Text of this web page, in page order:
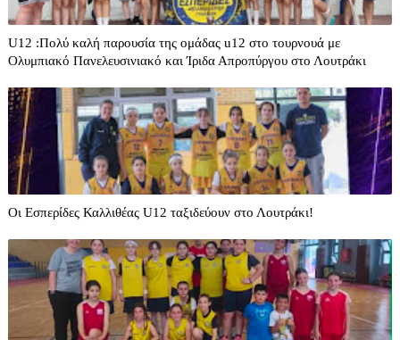
U12 :Πολύ καλή παρουσία της ομάδας u12 στο τουρνουά με
Ολυμπιακό Πανελευσινιακό και Ίριδα Απροπύργου στο Λουτράκι
Οι Εσπερίδες Καλλιθέας U12 ταξιδεύουν στο Λουτράκι!